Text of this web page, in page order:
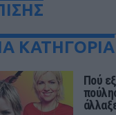
ΚΑΤΗΓΟΡΙΑ
Πού